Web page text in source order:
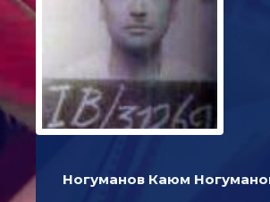
Ногуманов Каюм